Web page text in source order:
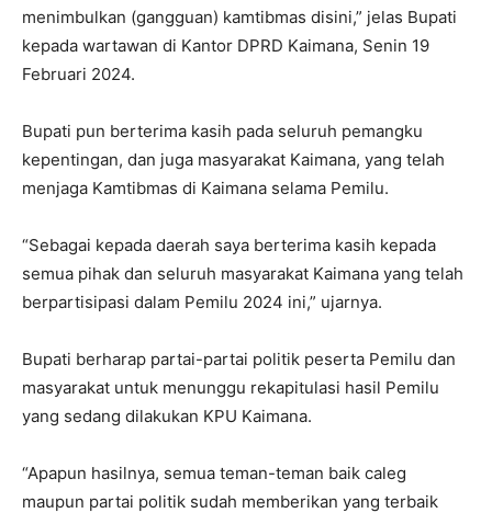
menimbulkan (gangguan) kamtibmas disini,” jelas Bupati
kepada wartawan di Kantor DPRD Kaimana, Senin 19
Februari 2024.
Bupati pun berterima kasih pada seluruh pemangku
kepentingan, dan juga masyarakat Kaimana, yang telah
menjaga Kamtibmas di Kaimana selama Pemilu.
“Sebagai kepada daerah saya berterima kasih kepada
semua pihak dan seluruh masyarakat Kaimana yang telah
berpartisipasi dalam Pemilu 2024 ini,” ujarnya.
Bupati berharap partai-partai politik peserta Pemilu dan
masyarakat untuk menunggu rekapitulasi hasil Pemilu
yang sedang dilakukan KPU Kaimana.
“Apapun hasilnya, semua teman-teman baik caleg
maupun partai politik sudah memberikan yang terbaik